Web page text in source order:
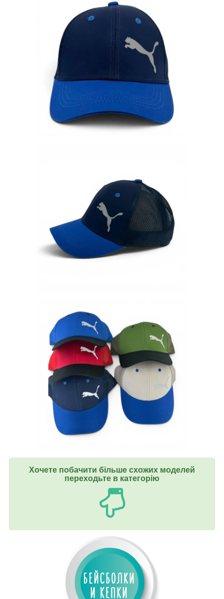
Хочете побачити більше схожих моделей
переходьте в категорію